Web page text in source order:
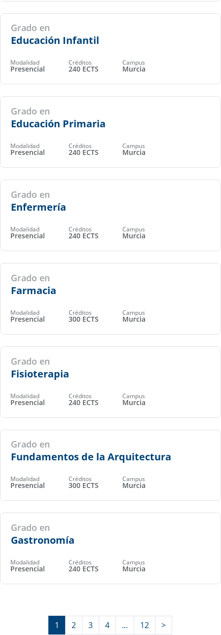
Grado en
Educación Infantil
Modalidad
Presencial
Créditos
240 ECTS
Campus
Murcia
Grado en
Educación Primaria
Modalidad
Presencial
Créditos
240 ECTS
Campus
Murcia
Grado en
Enfermería
Modalidad
Presencial
Créditos
240 ECTS
Campus
Murcia
Grado en
Farmacia
Modalidad
Presencial
Créditos
300 ECTS
Campus
Murcia
Grado en
Fisioterapia
Modalidad
Presencial
Créditos
240 ECTS
Campus
Murcia
Grado en
Fundamentos de la Arquitectura
Modalidad
Presencial
Créditos
300 ECTS
Campus
Murcia
Grado en
Gastronomía
Modalidad
Presencial
Créditos
240 ECTS
Campus
Murcia
1 2 3 4 ... 12 >